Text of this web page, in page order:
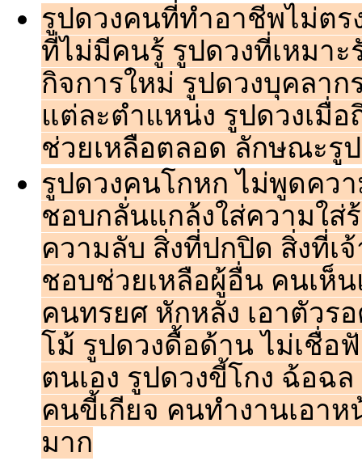
รูปดวงคนที่ทำอาชีพไม่ต
ที่ไม่มีคนรู้ รูปดวงที่เหมา
กิจการใหม่ รูปดวงบุคลาก
แต่ละตำแหน่ง รูปดวงเมื่
ช่วยเหลือตลอด ลักษณะรู
รูปดวงคนโกหก ไม่พูดคว
ชอบกลั่นแกล้งใส่ความใส่
ความลับ สิ่งที่ปกปิด สิ่งที่เ
ชอบช่วยเหลือผู้อื่น คนเห็
คนทรยศ หักหลัง เอาตัว
โม้ รูปดวงดื้อด้าน ไม่เชื่อ
ตนเอง รูปดวงขี้โกง ฉ้อฉ
คนขี้เกียจ คนทำงานเอา
มาก